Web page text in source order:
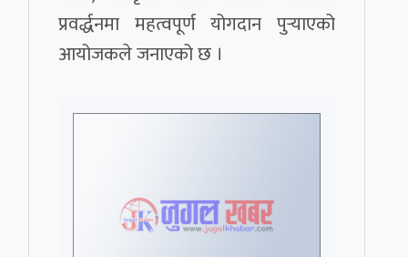
प्रवर्द्धनमा महत्वपूर्ण योगदान पुर्‍याएको
आयोजकले जनाएको छ ।